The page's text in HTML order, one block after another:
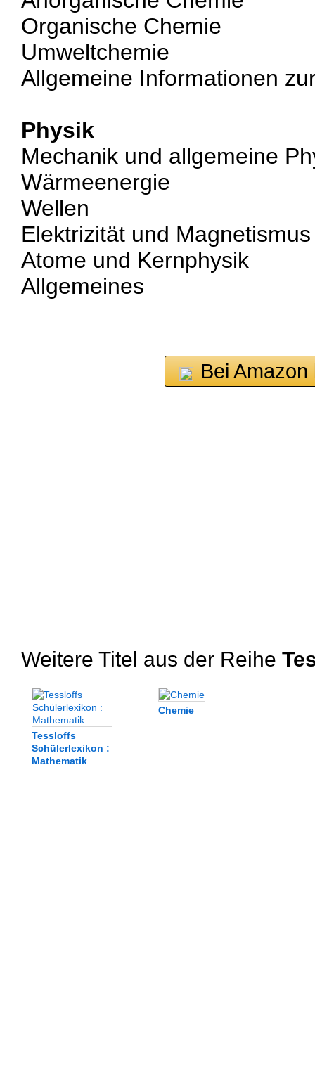
Organische Chemie
Umweltchemie
Allgemeine Informationen
Physik
Mechanik und allgemeine
Wärmeenergie
Wellen
Elektrizität und Magnetismus
Atome und Kernphysik
Allgemeines
Bei Amazon
Weitere Titel aus der Reihe
Tessloffs
Schülerlexikon :
Mathematik
Chemie